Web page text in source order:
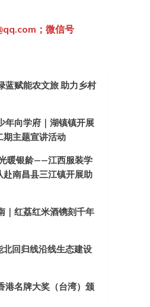
；微信号
蓝赋能农文旅 助力乡村
年向学府｜湖镇镇开展
期主题宣讲活动
暖银龄——江西服装学
赴南昌县三江镇开展助
｜红荔红米酒镌刻千年
回归线沿线生态建设
港名牌大奖（台湾）颁